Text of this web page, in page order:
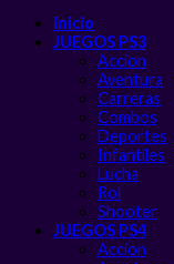
Inicio
JUEGOS PS3
Accion
Aventura
Carreras
Combos
Deportes
Infantiles
Lucha
Rol
Shooter
JUEGOS PS4
Accion